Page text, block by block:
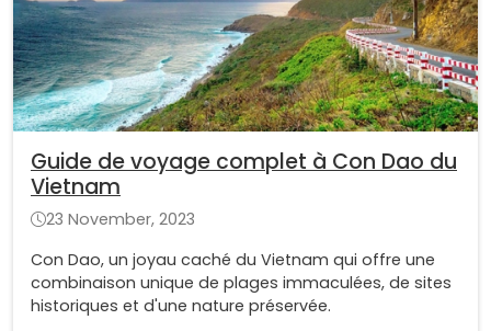
Guide de voyage complet à Con Dao du
Vietnam
23 November, 2023
Con Dao, un joyau caché du Vietnam qui offre une
combinaison unique de plages immaculées, de sites
historiques et d'une nature préservée.